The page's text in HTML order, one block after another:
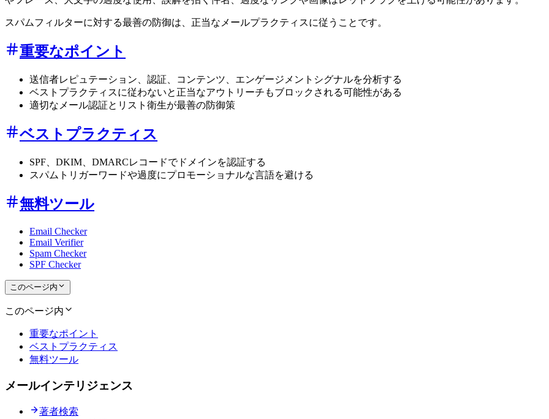
スパムフィルターに対する最善の防御は、正当なメールプラクティスに従うことです。
重要なポイント
送信者レピュテーション、認証、コンテンツ、エンゲージメントシグナルを分析する
ベストプラクティスに従わないと正当なアウトリーチもブロックされる可能性がある
適切なメール認証とリスト衛生が最善の防御策
ベストプラクティス
SPF、DKIM、DMARCレコードでドメインを認証する
スパムトリガーワードや過度にプロモーショナルな言語を避ける
無料ツール
Email Checker
Email Verifier
Spam Checker
SPF Checker
このページ内
このページ内
重要なポイント
ベストプラクティス
無料ツール
メールインテリジェンス
著者検索